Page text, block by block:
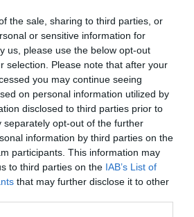
the sale, sharing to third parties, or
or sensitive information for
us, please use the below opt-out
selection. Please note that after your
you may continue seeing
on personal information utilized by
disclosed to third parties prior to
separately opt-out of the further
information by third parties on the
participants. This information may
to third parties on the IAB’s List of
that may further disclose it to other
con especial atención a
y otros problemas de
de los hábitos alimentarios, y
alimentario y gastronómico
Digestiva
campaña del Día Mundial de la
una de sus 4 campañas de salud
el papel del farmacéutico en